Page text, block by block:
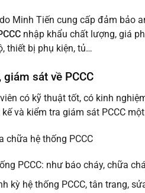
do Minh Tiến cung cấp đảm bảo
nhập khẩu chất lượng, giá
thiết bị phụ kiện, tủ…
sát về PCCC
có kỹ thuật tốt, có kinh
và kiểm tra giám sát PCCC
chữa hệ thống PCCC
PCCC: như báo cháy, chữa
kỳ hệ thống PCCC, tân trang,